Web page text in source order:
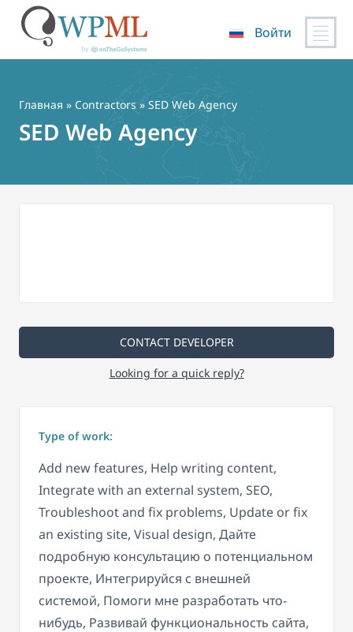
содержимому
Войти
Главная » Contractors » SED Web Agency
SED Web Agency
CONTACT DEVELOPER
Looking for a quick reply?
Type of work:
Add new features, Help writing content,
Integrate with an external system, SEO,
Troubleshoot and fix problems, Update or fix
an existing site, Visual design, Дайте
подробную консультацию о потенциальном
проекте, Интегрируйся с внешней
системой, Помоги мне разработать что-
нибудь, Развивай функциональность сайта,